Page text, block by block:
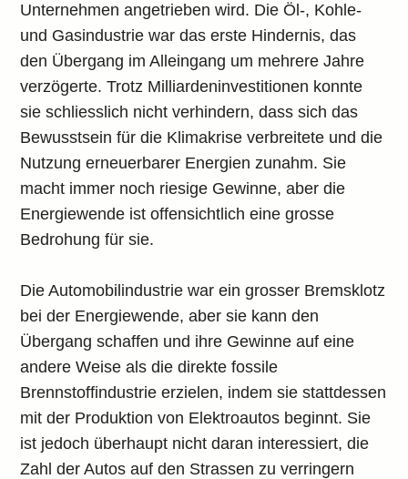
Unternehmen angetrieben wird. Die Öl-, Kohle-
und Gasindustrie war das erste Hindernis, das
den Übergang im Alleingang um mehrere Jahre
verzögerte. Trotz Milliardeninvestitionen konnte
sie schliesslich nicht verhindern, dass sich das
Bewusstsein für die Klimakrise verbreitete und die
Nutzung erneuerbarer Energien zunahm. Sie
macht immer noch riesige Gewinne, aber die
Energiewende ist offensichtlich eine grosse
Bedrohung für sie.
Die Automobilindustrie war ein grosser Bremsklotz
bei der Energiewende, aber sie kann den
Übergang schaffen und ihre Gewinne auf eine
andere Weise als die direkte fossile
Brennstoffindustrie erzielen, indem sie stattdessen
mit der Produktion von Elektroautos beginnt. Sie
ist jedoch überhaupt nicht daran interessiert, die
Zahl der Autos auf den Strassen zu verringern